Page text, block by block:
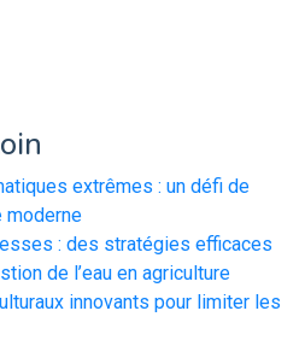
extrêmes : un défi de
moderne
: des stratégies efficaces
de l’eau en agriculture
innovants pour limiter les